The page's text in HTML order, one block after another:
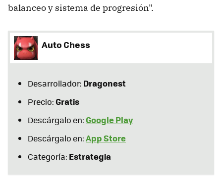
balanceo y sistema de progresión".
Auto Chess
Desarrollador: Dragonest
Precio:Gratis
Descárgalo en: Google Play
Descárgalo en:App Store
Categoría: Estrategia